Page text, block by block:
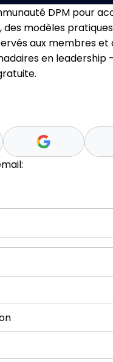
DPM pour
des modèles
aux membres et
en leadership
purposes